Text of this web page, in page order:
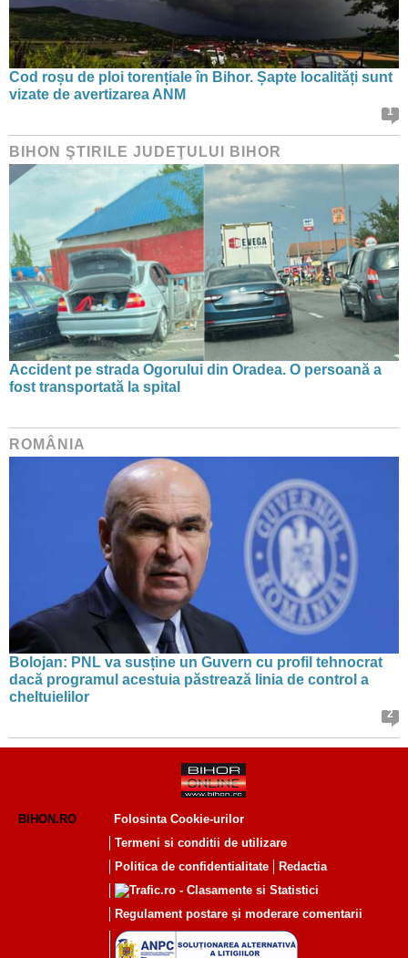
Cod roșu de ploi torențiale în Bihor. Șapte localități sunt
vizate de avertizarea ANM
1
BIHON ŞTIRILE JUDEŢULUI BIHOR
Accident pe strada Ogorului din Oradea. O persoană a
fost transportată la spital
ROMÂNIA
Bolojan: PNL va susține un Guvern cu profil tehnocrat
dacă programul acestuia păstrează linia de control a
cheltuielilor
2
BIHON.RO
Folosinta Cookie-urilor
Termeni si conditii de utilizare
Politica de confidentialitate
Redactia
Regulament postare și moderare comentarii